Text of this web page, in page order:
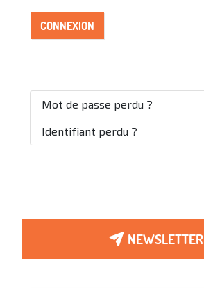
CONNEXION
Mot de passe perdu ?
Identifiant perdu ?
NEWSLETTER